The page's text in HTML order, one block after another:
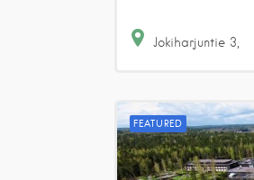
Jokiharjuntie 3
FEATURED